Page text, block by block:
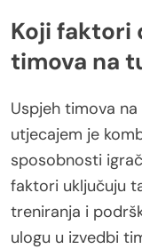
Koji faktori
timova na
Uspjeh timova
utjecajem je
sposobnosti
faktori uključuju
treniranja i
ulogu u izvedbi